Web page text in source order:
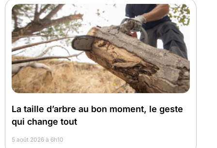
La taille d’arbre au bon moment, le geste
qui change tout
5 août 2026 à 6h10